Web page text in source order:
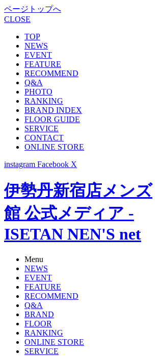
ページトップへ
CLOSE
TOP
NEWS
EVENT
FEATURE
RECOMMEND
Q&A
PHOTO
RANKING
BRAND INDEX
FLOOR GUIDE
SERVICE
CONTACT
ONLINE STORE
instagram Facebook X
伊勢丹新宿店メンズ
館 公式メディア -
ISETAN NEN'S net
Menu
NEWS
EVENT
FEATURE
RECOMMEND
Q&A
BRAND
FLOOR
RANKING
ONLINE STORE
SERVICE